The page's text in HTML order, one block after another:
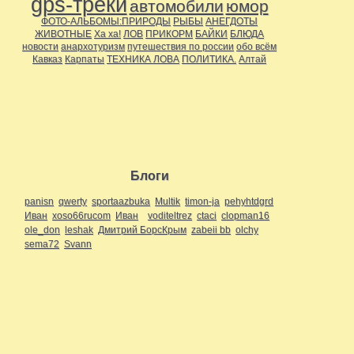
gps-треки автомобили юмор
ФОТО-АЛЬБОМЫ:ПРИРОДЫ РЫБЫ АНЕГДОТЫ
ЖИВОТНЫЕ Ха ха! ЛОВ ПРИКОРМ БАЙКИ БЛЮДА
новости анархотуризм путешествия по россии обо всём
Кавказ Карпаты ТЕХНИКА ЛОВА ПОЛИТИКА. Алтай
Блоги
panisn qwerty sportaazbuka Multik timon-ja pehyhtdgrd
Иван xoso66rucom Иван voditeltrez ctaci clopman16
ole_don leshak Дмитрий БорсКрым zabeii bb olchy
sema72 Svann